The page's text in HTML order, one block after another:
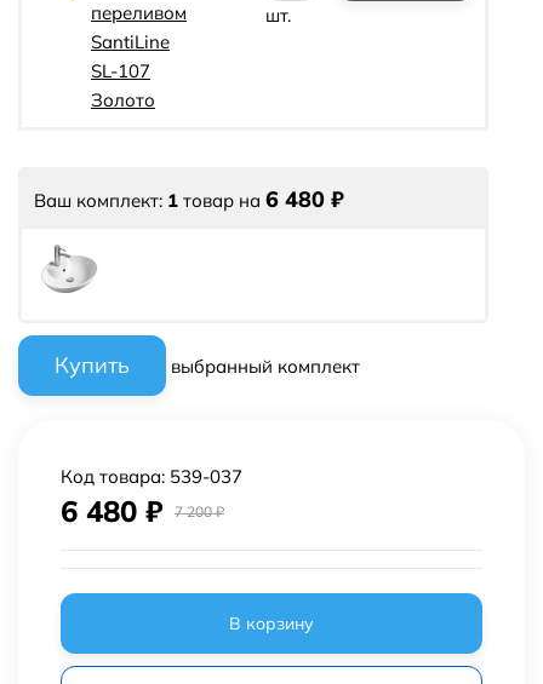
переливом
SantiLine
SL-107
Золото
шт.
Ваш комплект: 1 товар на 6 480 ₽
выбранный комплект
Код товара: 539-037
6 480 ₽ 7 200₽
В корзину